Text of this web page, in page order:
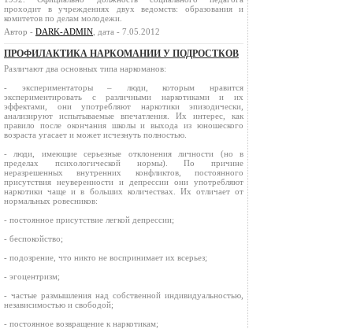
проходит в учреждениях двух ведомств: образования и
комитетов по делам молодежи.
Автор - DARK-ADMIN , дата - 7.05.2012
ПРОФИЛАКТИКА НАРКОМАНИИ У ПОДРОСТКОВ
Различают два основных типа наркоманов:
- экспериментаторы – люди, которым нравится
экспериментировать с различными наркотиками и их
эффектами, они употребляют наркотики эпизодически,
анализируют испытываемые впечатления. Их интерес, как
правило после окончания школы и выхода из юношеского
возраста угасает и может исчезнуть полностью.
- люди, имеющие серьезные отклонения личности (но в
пределах психологической нормы). По причине
неразрешенных внутренних конфликтов, постоянного
присутствия неуверенности и депрессии они употребляют
наркотики чаще и в больших количествах. Их отличает от
нормальных ровесников:
- постоянное присутствие легкой депрессии;
- беспокойство;
- подозрение, что никто не воспринимает их всерьез;
- эгоцентризм;
- частые размышления над собственной индивидуальностью,
независимостью и свободой;
- постоянное возвращение к наркотикам;